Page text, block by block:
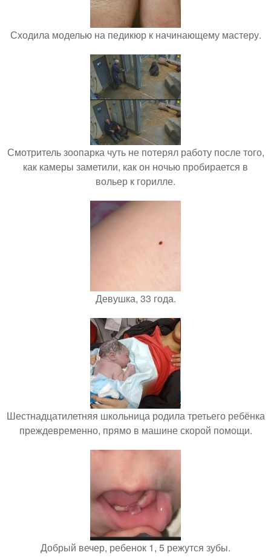
Сходила моделью на педикюр к начинающему мастеру.
Смотритель зоопарка чуть не потерял работу после того,
как камеры заметили, как он ночью пробирается в
вольер к горилле.
Девушка, 33 года.
Шестнадцатилетняя школьница родила третьего ребёнка
преждевременно, прямо в машине скорой помощи.
Добрый вечер, ребенок 1, 5 режутся зубы.